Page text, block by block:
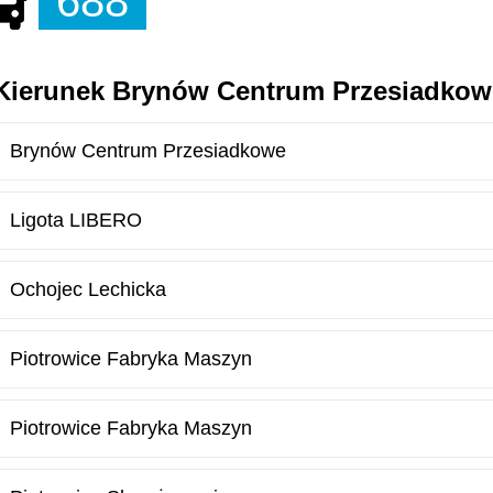
Brynów Centrum
Brynów Centrum Przesiadkowe
Ligota LIBERO
Ochojec Lechicka
Piotrowice Fabryka Maszyn
Piotrowice Fabryka Maszyn